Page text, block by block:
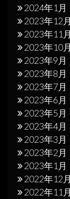
2024年1月
2023年12月
2023年11月
2023年10月
2023年9月
2023年8月
2023年7月
2023年6月
2023年5月
2023年4月
2023年3月
2023年2月
2023年1月
2022年12月
2022年11月